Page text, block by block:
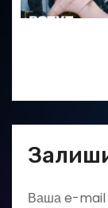
Ваша e-mail